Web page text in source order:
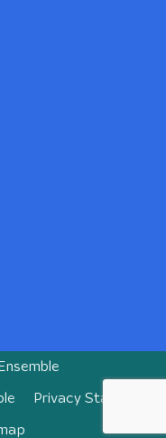
Privacy Statement